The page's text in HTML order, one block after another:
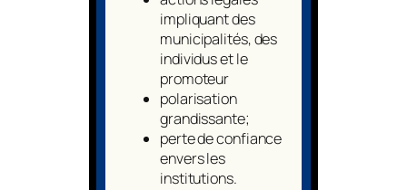
impliquant des
municipalités, des
individus et le
promoteur
polarisation
grandissante;
perte de confiance
envers les
institutions.